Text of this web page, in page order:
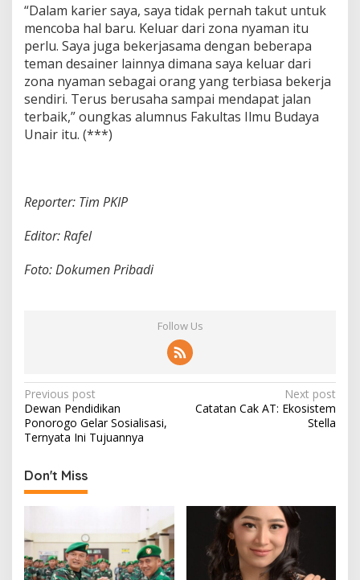
“Dalam karier saya, saya tidak pernah takut untuk
mencoba hal baru. Keluar dari zona nyaman itu
perlu. Saya juga bekerjasama dengan beberapa
teman desainer lainnya dimana saya keluar dari
zona nyaman sebagai orang yang terbiasa bekerja
sendiri. Terus berusaha sampai mendapat jalan
terbaik,” oungkas alumnus Fakultas Ilmu Budaya
Unair itu. (***)
Reporter: Tim PKIP
Editor: Rafel
Foto: Dokumen Pribadi
Follow Us
P
o
s
t
n
a
v
i
Previous post
Dewan Pendidikan
Ponorogo Gelar Sosialisasi,
Ternyata Ini Tujuannya
Next post
Catatan Cak AT: Ekosistem
Stella
Don't Miss